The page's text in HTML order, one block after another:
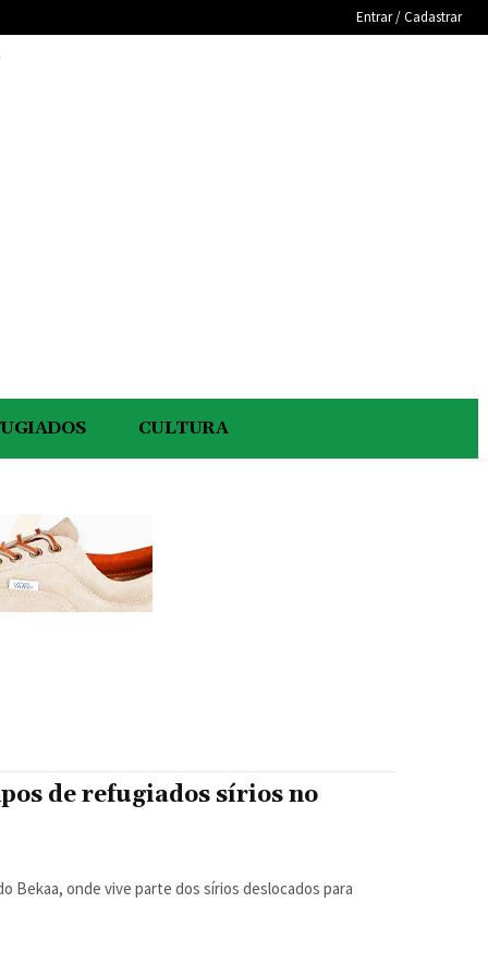
Entrar / Cadastrar
CULTURA
de refugiados sírios no
Bekaa, onde vive parte dos sírios deslocados para